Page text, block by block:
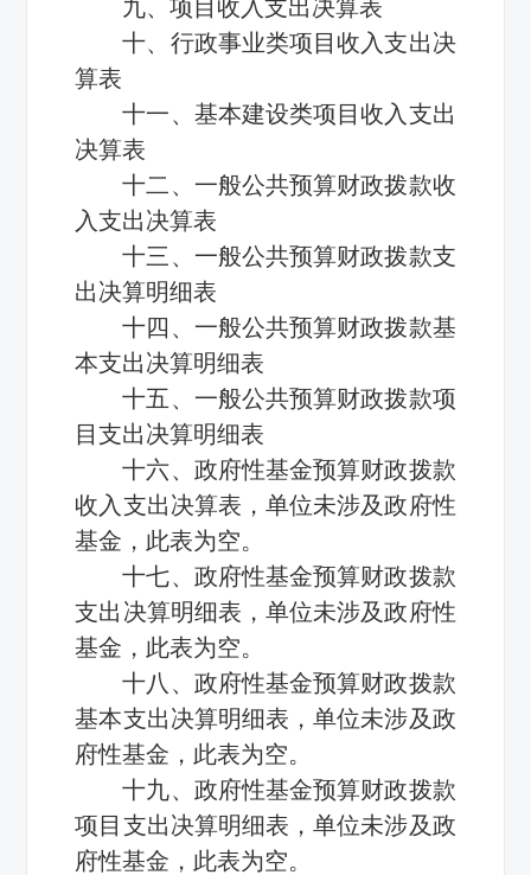
九、项目收入支出决算表
十、行政事业类项目收入支出决
算表
十一、基本建设类项目收入支出
决算表
十二、一般公共预算财政拨款收
入支出决算表
十三、一般公共预算财政拨款支
出决算明细表
十四、一般公共预算财政拨款基
本支出决算明细表
十五、一般公共预算财政拨款项
目支出决算明细表
十六、政府性基金预算财政拨款
收入支出决算表，单位未涉及政府性
基金，此表为空。
十七、政府性基金预算财政拨款
支出决算明细表，单位未涉及政府性
基金，此表为空。
十八、政府性基金预算财政拨款
基本支出决算明细表，单位未涉及政
府性基金，此表为空。
十九、政府性基金预算财政拨款
项目支出决算明细表，单位未涉及政
府性基金，此表为空。